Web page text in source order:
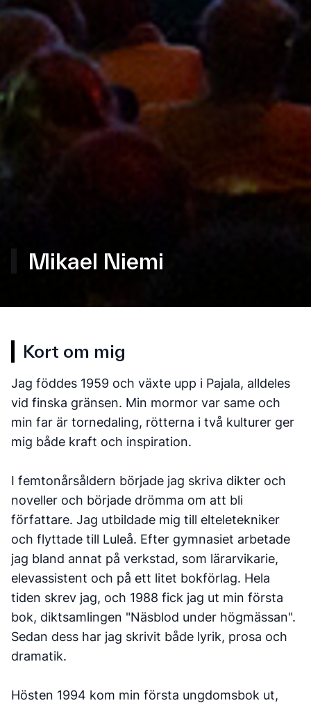
Mikael Niemi
Kort om mig
Jag föddes 1959 och växte upp i Pajala, alldeles
vid finska gränsen. Min mormor var same och
min far är tornedaling, rötterna i två kulturer ger
mig både kraft och inspiration.
I femtonårsåldern började jag skriva dikter och
noveller och började drömma om att bli
författare. Jag utbildade mig till elteletekniker
och flyttade till Luleå. Efter gymnasiet arbetade
jag bland annat på verkstad, som lärarvikarie,
elevassistent och på ett litet bokförlag. Hela
tiden skrev jag, och 1988 fick jag ut min första
bok, diktsamlingen "Näsblod under högmässan".
Sedan dess har jag skrivit både lyrik, prosa och
dramatik.
Hösten 1994 kom min första ungdomsbok ut,